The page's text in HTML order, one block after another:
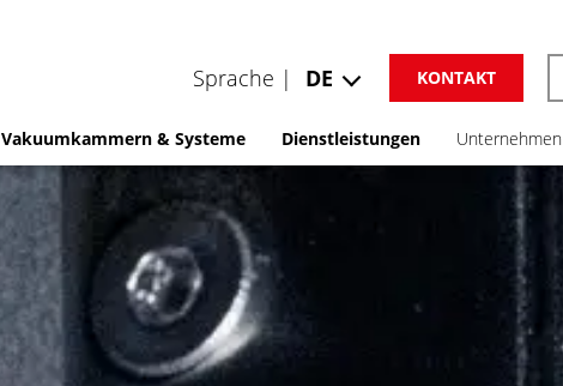
KONTAKT
Sprache | DE
Vakuumkammern & Systeme Dienstleistungen Unternehmen